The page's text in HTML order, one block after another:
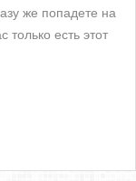
же попадете на
только есть этот